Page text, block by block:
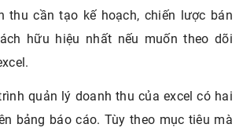
thu cần tạo kế hoạch, chiến lược bán
hữu hiệu nhất nếu muốn theo dõi
quản lý doanh thu của excel có hai
bảng báo cáo. Tùy theo mục tiêu mà